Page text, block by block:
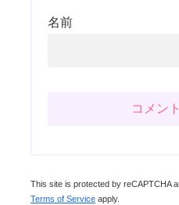
名前
This site is protected by reCAPTCHA
Terms of Service apply.